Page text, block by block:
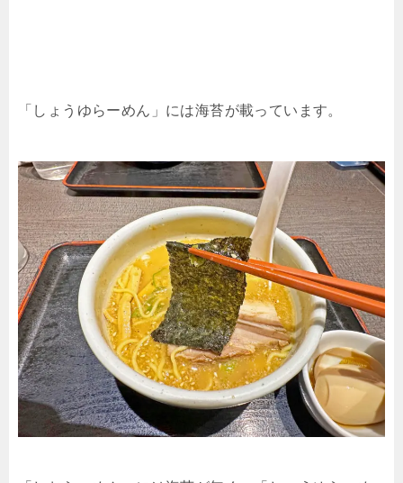
「しょうゆらーめん」には海苔が載っています。